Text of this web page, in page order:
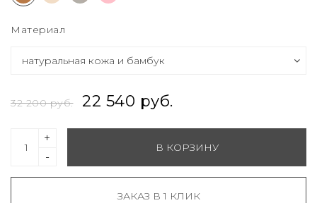
Материал
32 200 руб. 22 540 руб.
-
+
В КОРЗИНУ
ЗАКАЗ В 1 КЛИК